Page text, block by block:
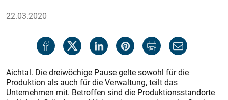
22.03.2020
Aichtal. Die dreiwöchige Pause gelte sowohl für die
Produktion als auch für die Verwaltung, teilt das
Unternehmen mit. Betroffen sind die Produktionsstandorte